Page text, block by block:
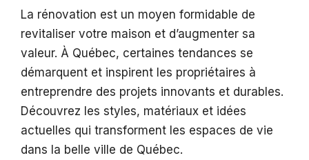
La rénovation est un moyen formidable de
revitaliser votre maison et d’augmenter sa
valeur. À Québec, certaines tendances se
démarquent et inspirent les propriétaires à
entreprendre des projets innovants et durables.
Découvrez les styles, matériaux et idées
actuelles qui transforment les espaces de vie
dans la belle ville de Québec.